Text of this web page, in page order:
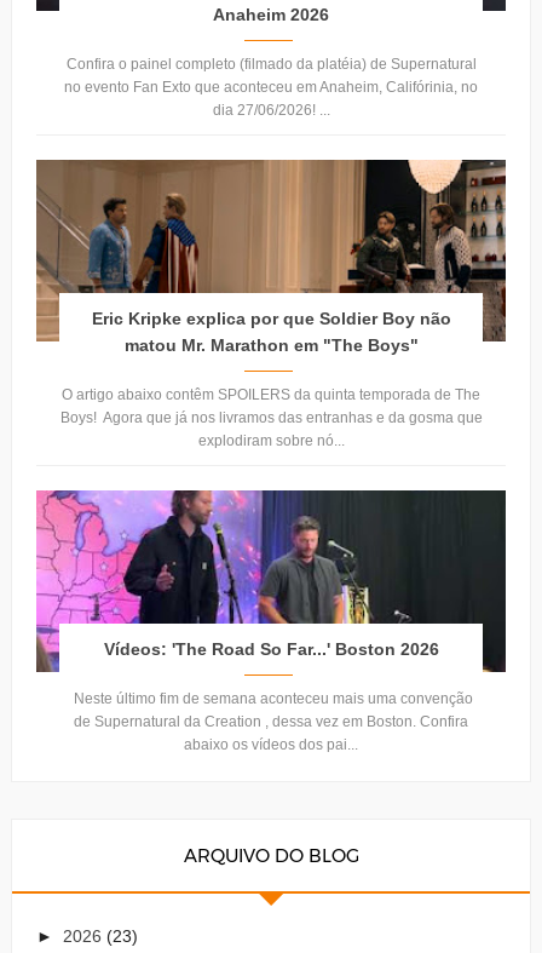
Anaheim 2026
Confira o painel completo (filmado da platéia) de Supernatural
no evento Fan Exto que aconteceu em Anaheim, Califórinia, no
dia 27/06/2026! ...
Eric Kripke explica por que Soldier Boy não
matou Mr. Marathon em "The Boys"
O artigo abaixo contêm SPOILERS da quinta temporada de The
Boys! Agora que já nos livramos das entranhas e da gosma que
explodiram sobre nó...
Vídeos: 'The Road So Far...' Boston 2026
Neste último fim de semana aconteceu mais uma convenção
de Supernatural da Creation , dessa vez em Boston. Confira
abaixo os vídeos dos pai...
ARQUIVO DO BLOG
► 2026 (23)